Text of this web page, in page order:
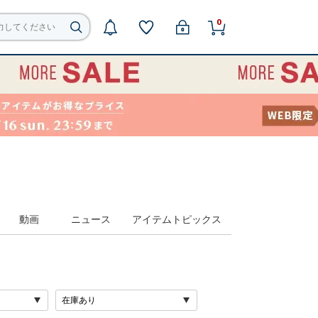
0
動画 ニュース アイテムトピックス